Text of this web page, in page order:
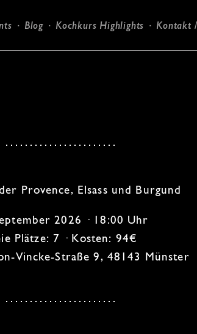
Blog Kochkurs Highlights Kontakt
Provence, Elsass und Burgund
2026 · 18:00 Uhr
Plätze: 7 · Kosten: 94€
Vincke-Straße 9, 48143 Münster